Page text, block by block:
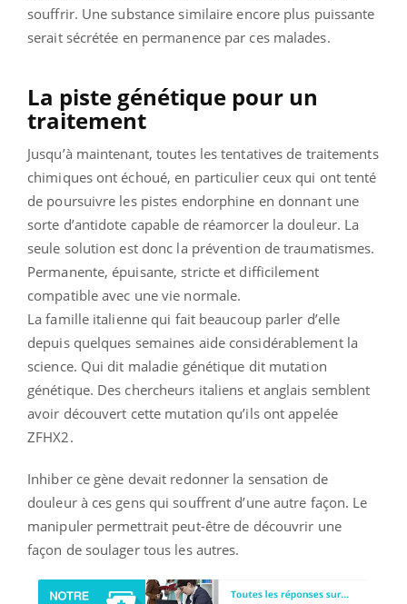
souffrir. Une substance similaire encore plus puissante
serait sécrétée en permanence par ces malades.
La piste génétique pour un
traitement
Jusqu’à maintenant, toutes les tentatives de traitements
chimiques ont échoué, en particulier ceux qui ont tenté
de poursuivre les pistes endorphine en donnant une
sorte d’antidote capable de réamorcer la douleur. La
seule solution est donc la prévention de traumatismes.
Permanente, épuisante, stricte et difficilement
compatible avec une vie normale.
La famille italienne qui fait beaucoup parler d’elle
depuis quelques semaines aide considérablement la
science. Qui dit maladie génétique dit mutation
génétique. Des chercheurs italiens et anglais semblent
avoir découvert cette mutation qu’ils ont appelée
ZFHX2.
Inhiber ce gène devait redonner la sensation de
douleur à ces gens qui souffrent d’une autre façon. Le
manipuler permettrait peut-être de découvrir une
façon de soulager tous les autres.